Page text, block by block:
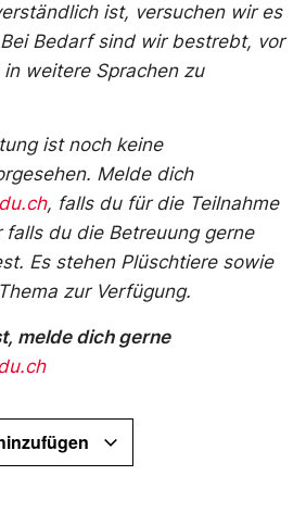
ist, versuchen wir es
Bedarf sind wir bestrebt, vor
weitere Sprachen zu
ist noch keine
Melde dich
, falls du für die Teilnahme
du die Betreuung gerne
Es stehen Plüschtiere sowie
zur Verfügung.
melde dich gerne